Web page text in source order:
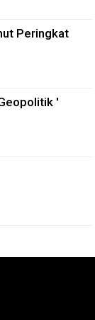
Peringkat
'